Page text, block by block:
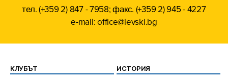
тел. (+359 2) 847 - 7958; факс. (+359 2) 945 - 4227
e-mail: office@levski.bg
КЛУБЪТ ИСТОРИЯ